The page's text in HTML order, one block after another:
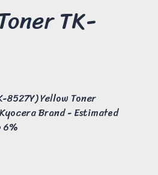
TK-
8527Y) Yellow Toner
Brand - Estimated
6%